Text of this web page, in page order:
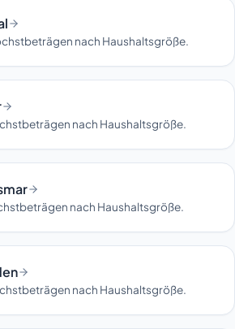
nach Haushaltsgröße.
nach Haushaltsgröße.
nach Haushaltsgröße.
nach Haushaltsgröße.